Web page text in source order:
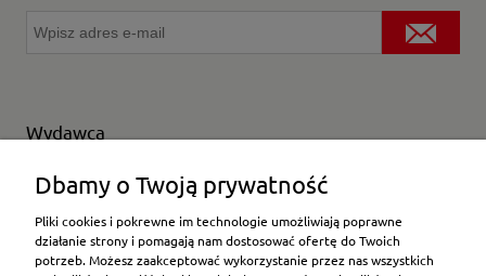
Wydawca
Wybierz producenta
Dbamy o Twoją prywatność
Pliki cookies i pokrewne im technologie umożliwiają poprawne
działanie strony i pomagają nam dostosować ofertę do Twoich
potrzeb. Możesz zaakceptować wykorzystanie przez nas wszystkich